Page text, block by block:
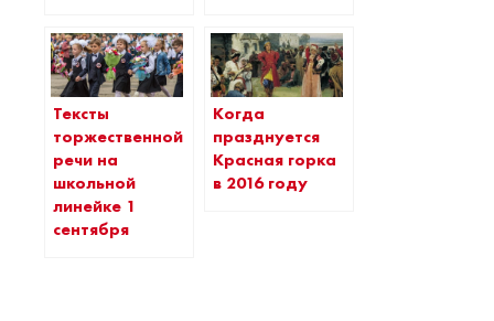
Тексты
торжественной
речи на
школьной
линейке 1
сентября
Когда
празднуется
Красная горка
в 2016 году